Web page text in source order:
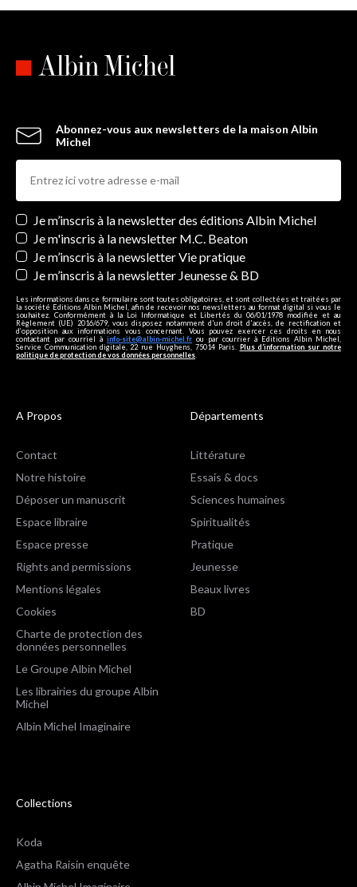
Abonnez-vous aux newsletters de la maison Albin
Michel
Newsletters
Je m’inscris à la newsletter des éditions Albin Michel
Je m'inscris à la newsletter M.C. Beaton
Je m’inscris à la newsletter Vie pratique
Je m’inscris à la newsletter Jeunesse & BD
Les informations dans ce formulaire sont toutes obligatoires, et sont collectées et traitées par
la société Editions Albin Michel, afin de recevoir nos newsletters au format digital si vous le
souhaitez. Conformément à la Loi Informatique et Libertés du 06/01/1978 modifiée et au
Règlement (UE) 2016/679, vous disposez notamment d'un droit d'accès, de rectification et
d’opposition aux informations vous concernant. Vous pouvez exercer ces droits en nous
contactant par courriel à info-site@albin-michel.fr ou par courrier à Editions Albin Michel,
Service Communication digitale, 22 rue Huyghens, 75014 Paris. Plus d’information sur notre
politique de protection de vos données personnelles
A Propos
Contact
Notre histoire
Déposer un manuscrit
Espace libraire
Espace presse
Rights and permissions
Mentions légales
Cookies
Charte de protection des
données personnelles
Le Groupe Albin Michel
Les librairies du groupe Albin
Michel
Albin Michel Imaginaire
Départements
Littérature
Essais & docs
Sciences humaines
Spiritualités
Pratique
Jeunesse
Beaux livres
BD
Collections
Koda
Agatha Raisin enquête